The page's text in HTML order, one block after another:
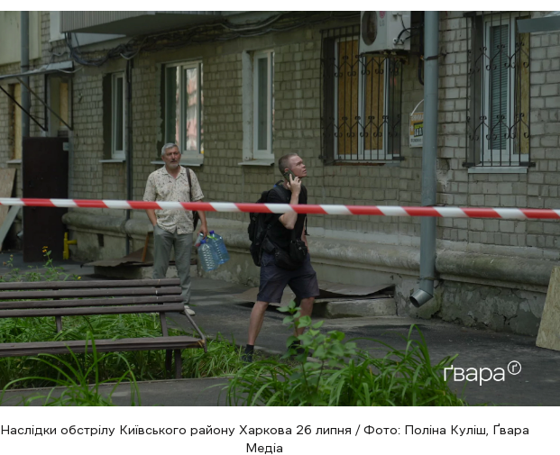
Наслідки обстрілу Київського району Харкова 26 липня / Фото: Поліна Куліш, Ґвара
Медіа